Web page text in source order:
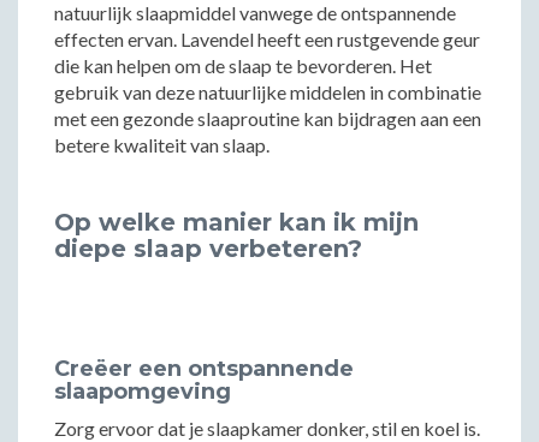
natuurlijk slaapmiddel vanwege de ontspannende
effecten ervan. Lavendel heeft een rustgevende geur
die kan helpen om de slaap te bevorderen. Het
gebruik van deze natuurlijke middelen in combinatie
met een gezonde slaaproutine kan bijdragen aan een
betere kwaliteit van slaap.
Op welke manier kan ik mijn
diepe slaap verbeteren?
Creëer een ontspannende
slaapomgeving
Zorg ervoor dat je slaapkamer donker, stil en koel is.